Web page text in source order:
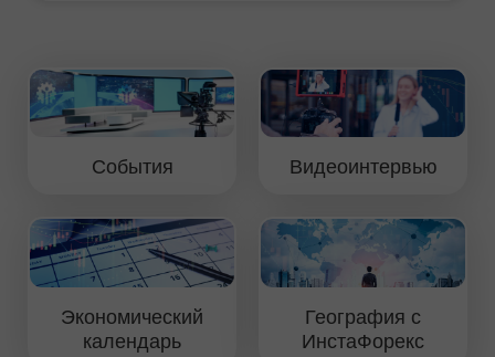
будням команды InstaForex Loprais
Team и ее пилота Алеша Лопрайса,
для которого гонка – это стиль
жизни.
События Видеоинтервью
Экономический
календарь
География с
ИнстаФорекс